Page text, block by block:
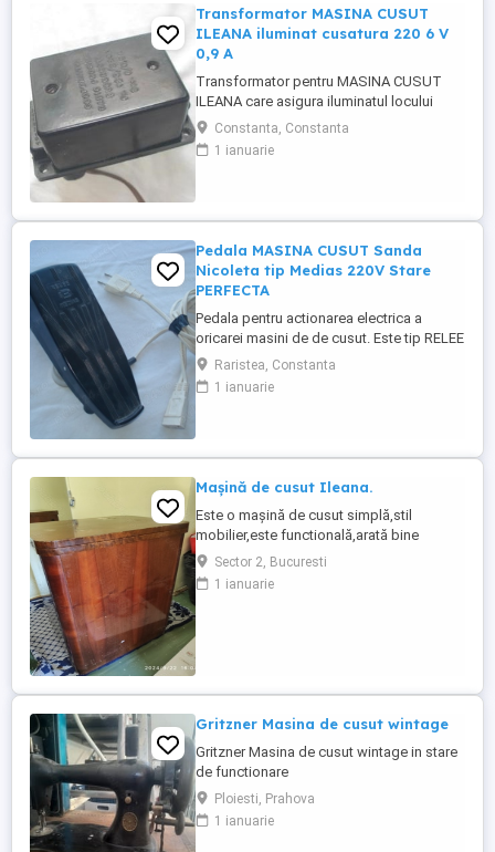
Transformator MASINA CUSUT
ILEANA iluminat cusatura 220 6 V
0,9 A
Transformator pentru MASINA CUSUT
ILEANA care asigura iluminatul locului
unde se coase - cusatura avand tensiune
220 6 V si 0,9A. Pentru alte detalii puteti
lasa mesaj sau numarul dumneavoastra
Constanta, Constanta
1 ianuarie
Pedala MASINA CUSUT Sanda
Nicoleta tip Medias 220V Stare
PERFECTA
Pedala pentru actionarea electrica a
oricarei masini de de cusut. Este tip RELEE
MEDIAS la tensiunea de 220 V. Perfecta
stare de functionare . Pentru alte detalii
puteti lasa mesaj sau numarul
Raristea, Constanta
1 ianuarie
Mașină de cusut Ileana.
Este o mașină de cusut simplă,stil
mobilier,este functională,arată bine
Sector 2, Bucuresti
1 ianuarie
Gritzner Masina de cusut wintage
Gritzner Masina de cusut wintage in stare
de functionare
Ploiesti, Prahova
1 ianuarie